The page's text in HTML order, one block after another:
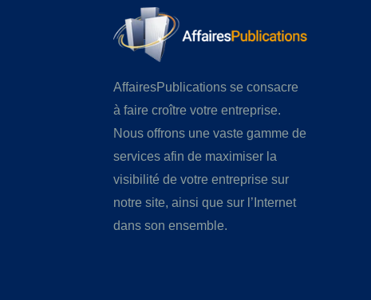
AffairesPublications se consacre
à faire croître votre entreprise.
Nous offrons une vaste gamme de
services afin de maximiser la
visibilité de votre entreprise sur
notre site, ainsi que sur l’Internet
dans son ensemble.